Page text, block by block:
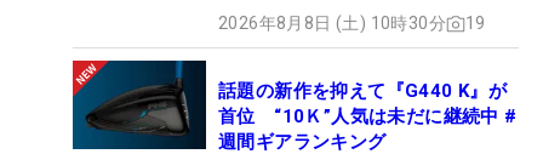
2026年8月8日 (土) 10時30分 19
話題の新作を抑えて『G440 K』が
首位 “10Ｋ”人気は未だに継続中 #
週間ギアランキング